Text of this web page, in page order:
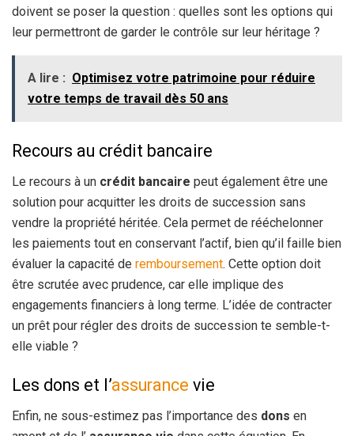
doivent se poser la question : quelles sont les options qui
leur permettront de garder le contrôle sur leur héritage ?
A lire : Optimisez votre patrimoine pour réduire
votre temps de travail dès 50 ans
Recours au crédit bancaire
Le recours à un crédit bancaire peut également être une
solution pour acquitter les droits de succession sans
vendre la propriété héritée. Cela permet de rééchelonner
les paiements tout en conservant l’actif, bien qu’il faille bien
évaluer la capacité de remboursement. Cette option doit
être scrutée avec prudence, car elle implique des
engagements financiers à long terme. L’idée de contracter
un prêt pour régler des droits de succession te semble-t-
elle viable ?
Les dons et l’assurance vie
Enfin, ne sous-estimez pas l’importance des dons en